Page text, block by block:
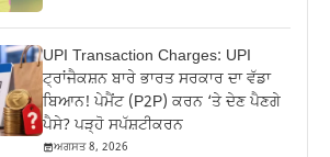
UPI Transaction Charges: UPI
ਟ੍ਰਾਂਜੈਕਸ਼ਨ ਬਾਰੇ ਭਾਰਤ ਸਰਕਾਰ ਦਾ ਵੱਡਾ
ਬਿਆਨ! ਪੇਮੈਂਟ (P2P) ਕਰਨ ‘ਤੇ ਦੇਣ ਪੈਣਗੇ
ਪੈਸੇ? ਪੜ੍ਹੋ ਸਪੱਸ਼ਟੀਕਰਨ
ਅਗਸਤ 8, 2026